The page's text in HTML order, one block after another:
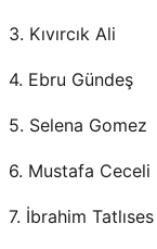
3. Kıvırcık Ali
4. Ebru Gündeş
5. Selena Gomez
6. Mustafa Ceceli
7. İbrahim Tatlıses